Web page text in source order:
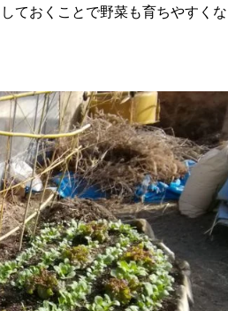
ておくことで野菜も育ちやすくな